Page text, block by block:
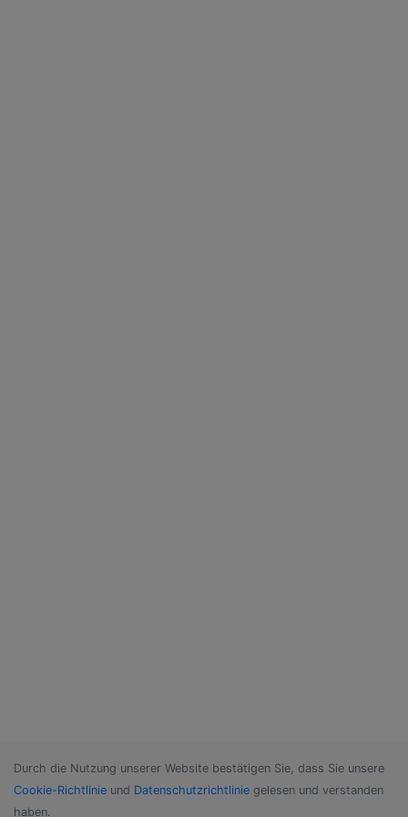
Durch die Nutzung unserer Website bestätigen Sie, dass Sie unsere
Cookie-Richtlinie und Datenschutzrichtlinie gelesen und verstanden
haben.